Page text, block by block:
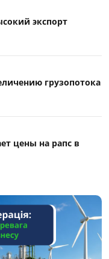
экспорт
грузопотока
цены на рапс в